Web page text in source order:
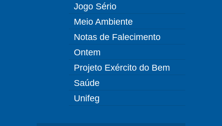
Jogo Sério
Meio Ambiente
Notas de Falecimento
Ontem
Projeto Exército do Bem
Saúde
Unifeg